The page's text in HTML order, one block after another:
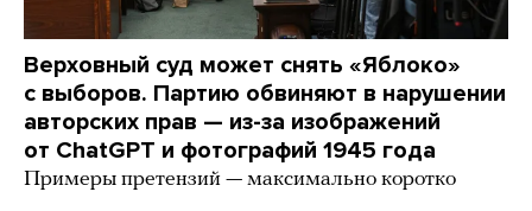
Верховный суд может снять «Яблоко»
с выборов. Партию обвиняют в нарушении
авторских прав — из-за изображений
от ChatGPT и фотографий 1945 года
Примеры претензий — максимально коротко